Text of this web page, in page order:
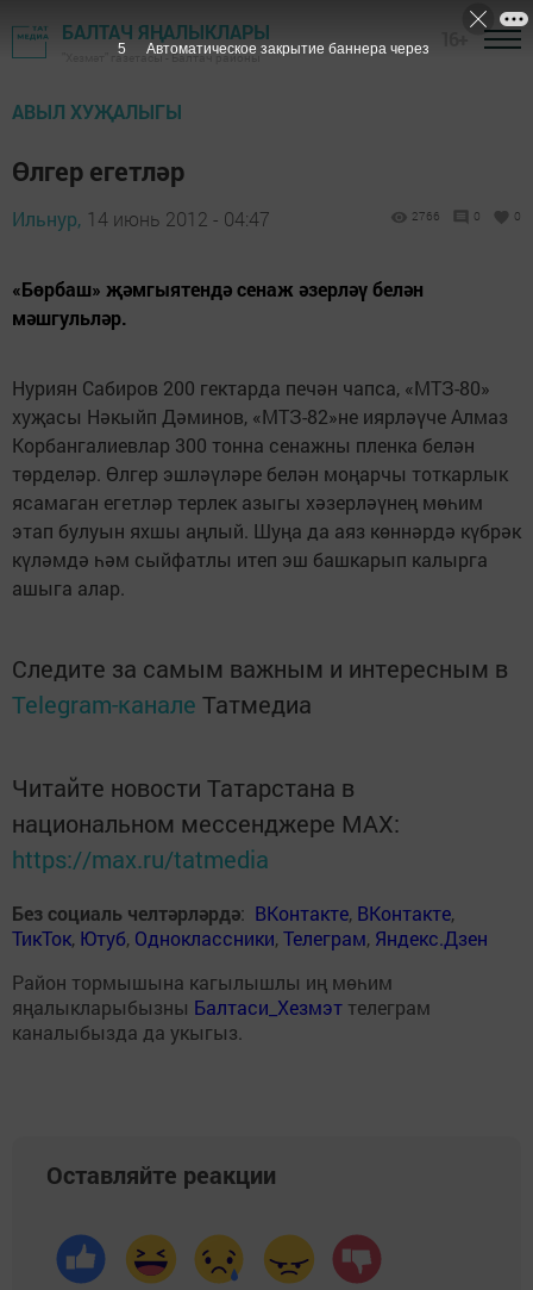
БАЛТАЧ ЯҢАЛЫКЛАРЫ
"Хезмәт" газетасы - Балтач районы
АВЫЛ ХУҖАЛЫГЫ
Өлгер егетләр
Ильнур, 14 июнь 2012 - 04:47 2766 0 0
«Бөрбаш» җәмгыятендә сенаж әзерләү белән
мәшгульләр.
Нуриян Сабиров 200 гектарда печән чапса, «МТЗ-80»
хуҗасы Нәкыйп Дәминов, «МТЗ-82»не иярләүче Алмаз
Корбангалиевлар 300 тонна сенажны пленка белән
төрделәр. Өлгер эшләүләре белән моңарчы тоткарлык
ясамаган егетләр терлек азыгы хәзерләүнең мөһим
этап булуын яхшы аңлый. Шуңа да аяз көннәрдә күбрәк
күләмдә һәм сыйфатлы итеп эш башкарып калырга
ашыга алар.
Следите за самым важным и интересным в
Telegram-канале Татмедиа
Читайте новости Татарстана в
национальном мессенджере MАХ:
https://max.ru/tatmedia
Без социаль челтәрләрдә: ВКонтакте, ВКонтакте,
ТикТок, Ютуб, Одноклассники,Телеграм, Яндекс.Дзен
Район тормышына кагылышлы иң мөһим
яңалыкларыбызны Балтаси_Хезмэт телеграм
каналыбызда да укыгыз.
Оставляйте реакции
5 Автоматическое закрытие баннера через